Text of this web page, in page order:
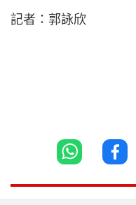
記者：郭詠欣